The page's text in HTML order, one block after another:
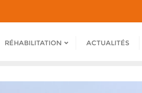
RÉHABILITATION ACTUALITÉS